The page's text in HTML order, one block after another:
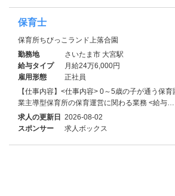
保育士
保育所ちびっこランド上落合園
勤務地
さいたま市 大宮駅
給与タイプ
月給24万6,000円
雇用形態
正社員
【仕事内容】<仕事内容> 0～5歳の子が通う保
業主導型保育所の保育運営に関わる業務 <給与…
求人の更新日 2026-08-02
スポンサー
求人ボックス